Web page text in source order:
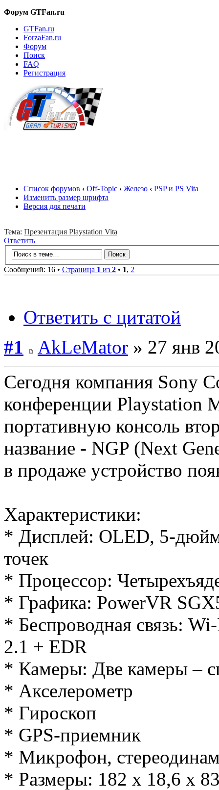
Форум GTFan.ru
GTFan.ru
ForzaFan.ru
Форум
Поиск
FAQ
Регистрация
Список форумов ‹ Off-Topic ‹ Железо ‹ PSP и PS Vita
Изменить размер шрифта
Версия для печати
Тема: Презентация Playstation Vita
Ответить
Сообщений: 16 • Страница 1 из 2 • 1, 2
Ответить с цитатой
#1
AkLeMator » 27 янв
Сегодня компания Sony
конференции Playstation
портативную консоль
название - NGP (Next
в продаже устройство
Характеристики:
* Дисплей: OLED, 5-
точек
* Процессор:
* Графика: PowerVR
* Беспроводная связь:
2.1 + EDR
* Камеры: Две камеры –
* Акселерометр
* Гироскоп
* GPS-приемник
* Микрофон,
* Размеры: 182 x 18,6 x